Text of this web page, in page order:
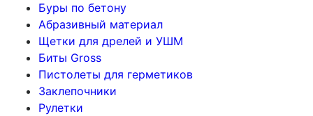
Буры по бетону
Абразивный материал
Щетки для дрелей и УШМ
Биты Gross
Пистолеты для герметиков
Заклепочники
Рулетки